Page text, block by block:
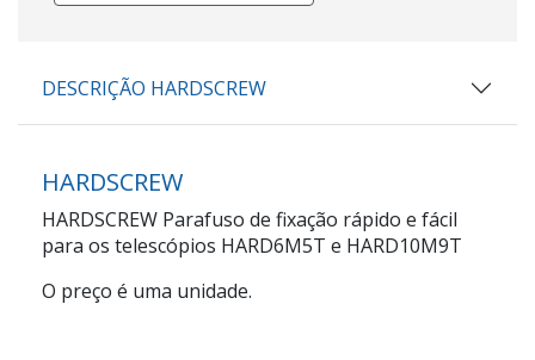
DESCRIÇÃO HARDSCREW
HARDSCREW
HARDSCREW Parafuso de fixação rápido e fácil
para os telescópios HARD6M5T e HARD10M9T
O preço é uma unidade.